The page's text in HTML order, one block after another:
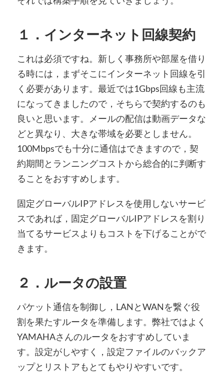
１．インターネット回線契約
これは必須ですね。新しく事務所や部屋を借り
る時には，まずそこにインターネット回線を引
く必要があります。最近では1Gbps回線も主流
になってきましたので，そちらで契約するのも
良いと思います。メールの配信は動画データな
どと異なり、大きな帯域を必要としません。
100Mbpsでも十分に通信はできますので，契
約期間とランニングコストから総合的に判断す
ることをおすすめします。
固定グローバルIPアドレスを使用しないサービ
スであれば，固定グローバルIPアドレスを割り
当てるサービスよりもコストを下げることがで
きます。
２．ルータの設置
パケット通信を制御し，LANとWANを繋ぐ役
割を果たすルータを準備します。弊社ではよく
YAMAHAさんのルータをおすすめしていま
す。設定がしやすく，設定ファイルのバックア
ップとリストアもとてもやりやすいです。